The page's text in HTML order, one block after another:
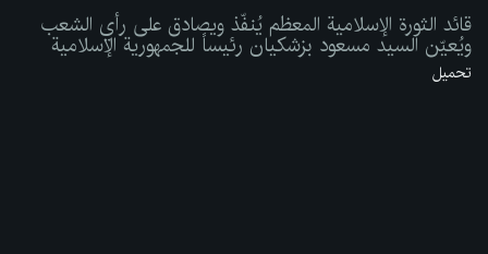
قائد الثورة الإسلامية المعظم يُنفّذ ويصادق على رأي الشعب
ويُعيّن السيد مسعود بزشكيان رئيساً للجمهورية الإسلامية
تحميل